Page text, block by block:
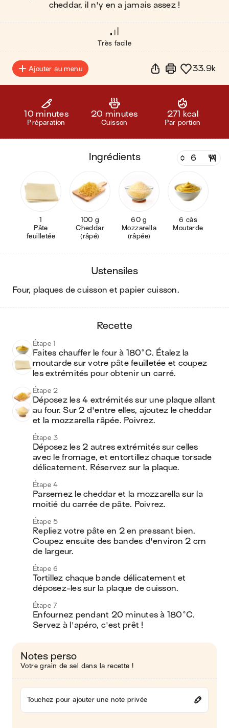
cheddar, il n'y en a jamais assez !
Très facile
Ajouter au menu 33.9k
10 minutes
Préparation
20 minutes
Cuisson
271 kcal
Par portion
ingrédients
1
Pâte
feuilletée
100 g
Cheddar
(râpé)
60 g
Mozzarella
(râpée)
6 càs
Moutarde
ustensiles
four, plaques de cuisson et papier cuisson.
recette
Étape 1
Faites chauffer le four à 180°C. Étalez la
moutarde sur votre pâte feuilletée et coupez
les extrémités pour obtenir un carré.
Étape 2
Déposez les 4 extrémités sur une plaque allant
au four. Sur 2 d'entre elles, ajoutez le cheddar
et la mozzarella râpée. Poivrez.
Étape 3
Déposez les 2 autres extrémités sur celles
avec le fromage, et entortillez chaque torsade
délicatement. Réservez sur la plaque.
Étape 4
Parsemez le cheddar et la mozzarella sur la
moitié du carrée de pâte. Poivrez.
Étape 5
Repliez votre pâte en 2 en pressant bien.
Coupez ensuite des bandes d'environ 2 cm
de largeur.
Étape 6
Tortillez chaque bande délicatement et
déposez-les sur la plaque de cuisson.
Étape 7
Enfournez pendant 20 minutes à 180°C.
Servez à l'apéro, c'est prêt !
Notes perso
Votre grain de sel dans la recette !
Touchez pour ajouter une note privée